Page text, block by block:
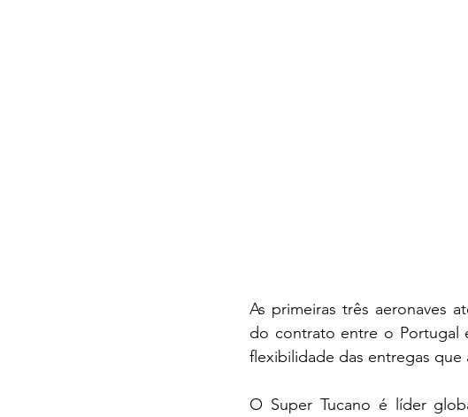
As primeiras três aeronaves
do contrato entre o Portugal
flexibilidade das entregas que
O Super Tucano é líder